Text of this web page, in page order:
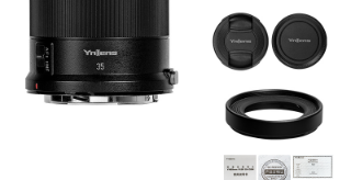
无线引闪系统
电源及配件